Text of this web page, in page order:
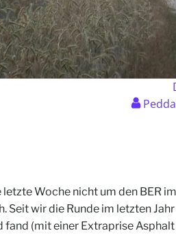
Woche nicht um den BER
Seit wir die Runde im letzten
(mit einer Extraprise